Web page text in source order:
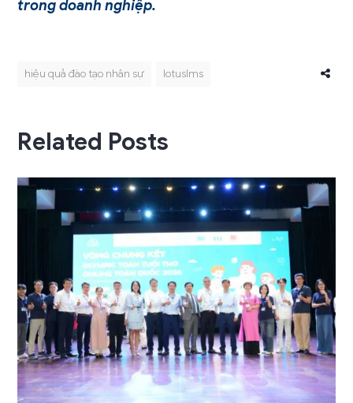
trong doanh nghiệp.
hiệu quả đào tạo nhân sự lotuslms
Related Posts